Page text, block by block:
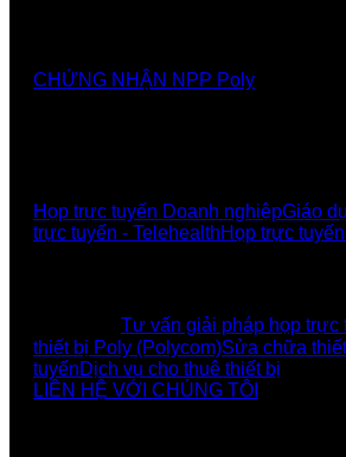
CHỨNG NHẬN NPP Poly
Họp trực tuyến Doanh nghiệpGiáo
trực tuyến - TelehealthHọp trực
Tư vấn giải pháp họp trực
thiết bị Poly (Polycom)Sửa chữa
tuyếnDịch vụ cho thuê thiết bị
LIÊN HỆ VỚI CHÚNG TÔI